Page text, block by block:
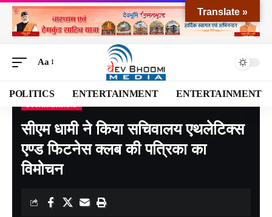
Aa
POLITICS ENTERTAINMENT ENTERTAINMENT
Devbhoomi Media> Blog >NATIONAL>UTTARAKHAND>सीएम धामी ने किया सचिवालय एथलेटिक्स एण्ड फिटनेस क्लब की पत्रिका का विमोचन
सीएम धामी ने किया सचिवालय एथलेटिक्स
एण्ड फिटनेस क्लब की पत्रिका का
विमोचन
Translate »